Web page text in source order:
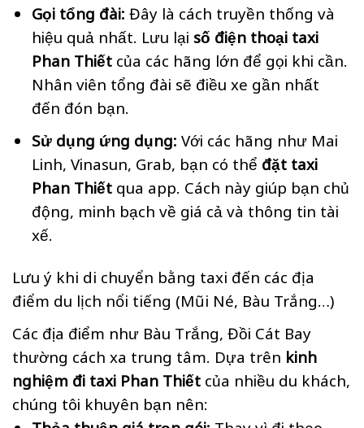
Gọi tổng đài: Đây là cách truyền thống và
hiệu quả nhất. Lưu lại số điện thoại taxi
Phan Thiết của các hãng lớn để gọi khi cần.
Nhân viên tổng đài sẽ điều xe gần nhất
đến đón bạn.
Sử dụng ứng dụng: Với các hãng như Mai
Linh, Vinasun, Grab, bạn có thể đặt taxi
Phan Thiết qua app. Cách này giúp bạn chủ
động, minh bạch về giá cả và thông tin tài
xế.
Lưu ý khi di chuyển bằng taxi đến các địa
điểm du lịch nổi tiếng (Mũi Né, Bàu Trắng…)
Các địa điểm như Bàu Trắng, Đồi Cát Bay
thường cách xa trung tâm. Dựa trên kinh
nghiệm đi taxi Phan Thiết của nhiều du khách,
chúng tôi khuyên bạn nên: